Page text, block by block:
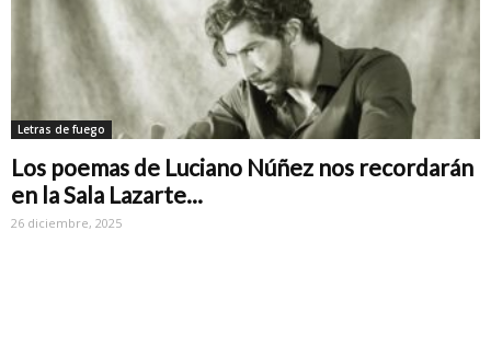
Letras de fuego
Los poemas de Luciano Núñez nos recordarán
en la Sala Lazarte...
26 diciembre, 2025